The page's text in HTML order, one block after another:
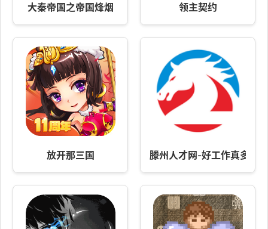
大秦帝国之帝国烽烟 领主契约
放开那三国 滕州人才网-好工作真多